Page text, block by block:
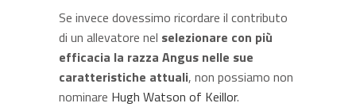
Se invece dovessimo ricordare il contributo
di un allevatore nel selezionare con più
efficacia la razza Angus nelle sue
caratteristiche attuali, non possiamo non
nominare Hugh Watson of Keillor.